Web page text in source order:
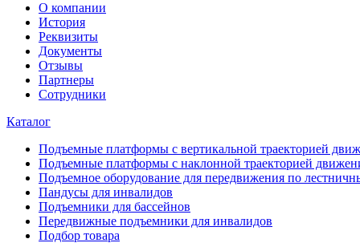
О компании
История
Реквизиты
Документы
Отзывы
Партнеры
Сотрудники
Каталог
Подъемные платформы с вертикальной траекторией
Подъемные платформы с наклонной траекторией
Подъемное оборудование для передвижения по
Пандусы для инвалидов
Подъемники для бассейнов
Передвижные подъемники для инвалидов
Подбор товара